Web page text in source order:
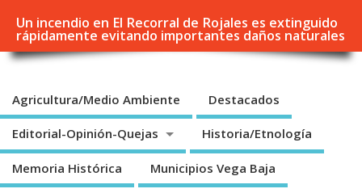
Un incendio en El Recorral de Rojales es extinguido
rápidamente evitando importantes daños naturales
Agricultura/Medio Ambiente Destacados
Editorial-Opinión-Quejas Historia/Etnología
Memoria Histórica Municipios Vega Baja